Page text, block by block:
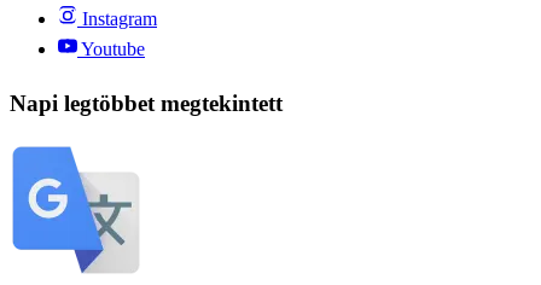
Instagram
Youtube
Napi legtöbbet megtekintett